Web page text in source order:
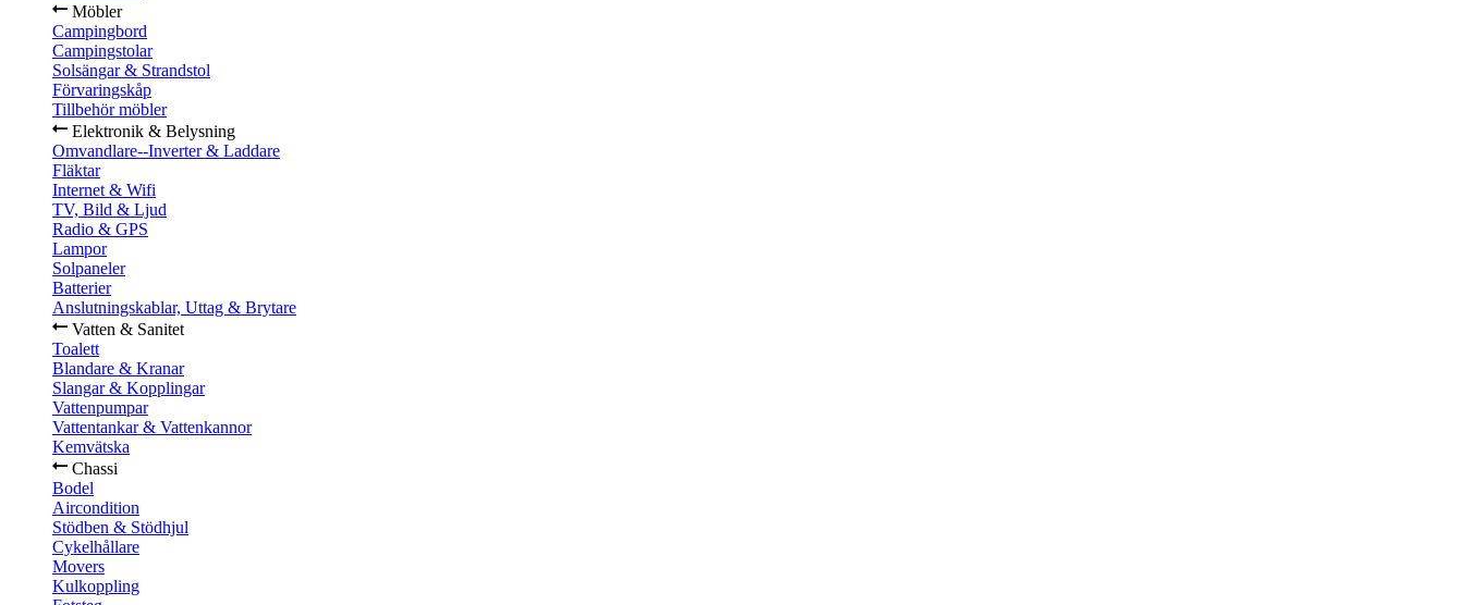
Möbler
Campingbord
Campingstolar
Solsängar & Strandstol
Förvaringskåp
Tillbehör möbler
Elektronik & Belysning
Omvandlare--Inverter & Laddare
Fläktar
Internet & Wifi
TV, Bild & Ljud
Radio & GPS
Lampor
Solpaneler
Batterier
Anslutningskablar, Uttag & Brytare
Vatten & Sanitet
Toalett
Blandare & Kranar
Slangar & Kopplingar
Vattenpumpar
Vattentankar & Vattenkannor
Kemvätska
Chassi
Bodel
Aircondition
Stödben & Stödhjul
Cykelhållare
Movers
Kulkoppling